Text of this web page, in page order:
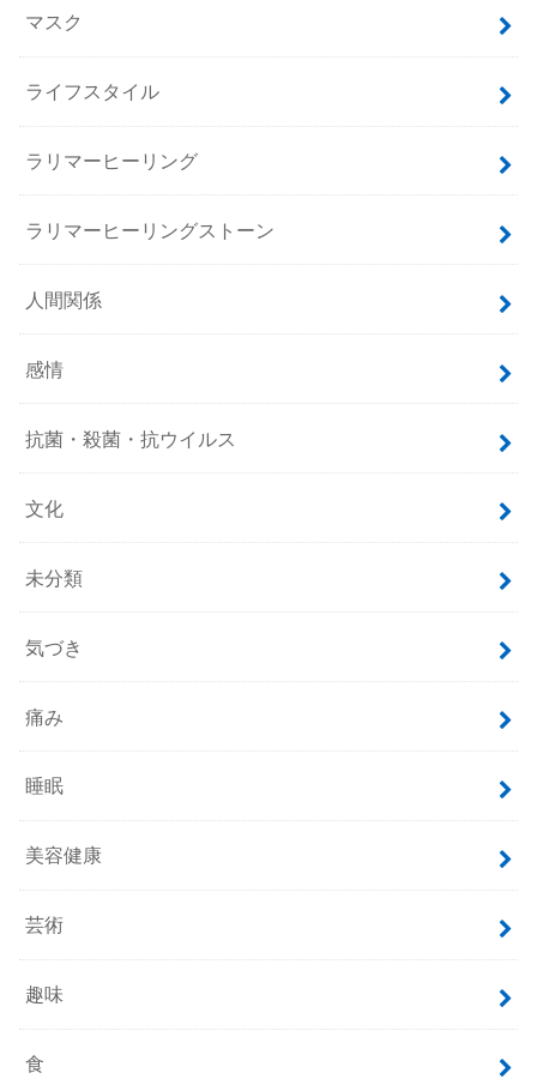
マスク
ライフスタイル
ラリマーヒーリング
ラリマーヒーリングストーン
人間関係
感情
抗菌・殺菌・抗ウイルス
文化
未分類
気づき
痛み
睡眠
美容健康
芸術
趣味
食